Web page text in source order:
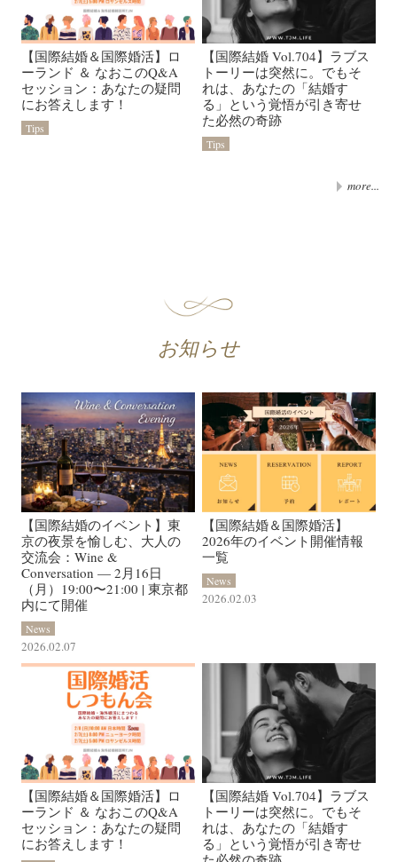
【国際結婚＆国際婚活】ロ
ーランド ＆ なおこのQ&A
セッション：あなたの疑問
にお答えします！
Tips
【国際結婚 Vol.704】ラブス
トーリーは突然に。でもそ
れは、あなたの「結婚す
る」という覚悟が引き寄せ
た必然の奇跡
Tips
more...
お知らせ
【国際結婚のイベント】東
京の夜景を愉しむ、大人の
交流会：Wine &
Conversation — 2月16日
（月）19:00〜21:00 | 東京都
内にて開催
News
2026.02.07
【国際結婚＆国際婚活】
2026年のイベント開催情報
一覧
News
2026.02.03
【国際結婚＆国際婚活】ロ
ーランド ＆ なおこのQ&A
セッション：あなたの疑問
にお答えします！
【国際結婚 Vol.704】ラブス
トーリーは突然に。でもそ
れは、あなたの「結婚す
る」という覚悟が引き寄せ